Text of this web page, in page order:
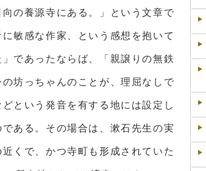
の養源寺にある。」という文章で
敏感な作家、という感想を抱いて
であったならば、「親譲りの無鉄
坊っちゃんのことが、理屈なしで
という発音を有する地には設定し
ある。その場合は、漱石先生の実
くで、かつ寺町も形成されていた